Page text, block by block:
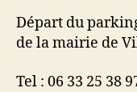
Départ du
de la mairie de
Tel : 06 33 25 38